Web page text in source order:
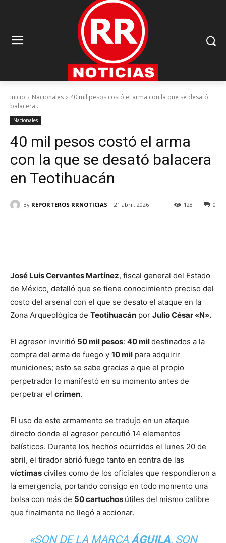
Inicio Nacionales
40 mil pesos costó el arma con la que se desató
balacera...
Nacionales
40 mil pesos costó el arma
con la que se desató balacera
en Teotihuacán
By REPORTEROS RRNOTICIAS 21 abril, 2026 0
128
José Luis Cervantes Martínez, fiscal general del Estado
de México, detalló que se tiene conocimiento preciso del
costo del arsenal con el que se desato el ataque en la
Zona Arqueológica de Teotihuacán por Julio César «N».
El agresor inviritió 50 mil pesos: 40 mildestinados a la
compra del arma de fuego y 10 mil para adquirir
municiones; esto se sabe gracias a que el propio
perpetrador lo manifestó en su momento antes de
perpetrar el crimen.
El uso de este armamento se tradujo en un ataque
directo donde el agresor percutió 14 elementos
balísticos. Durante los hechos ocurridos el lunes 20 de
abril, el tirador abrió fuego tanto en contra de las
víctimas civiles como de los oficiales que respondieron a
la emergencia, portando consigo en todo momento una
bolsa con más de 50 cartuchos útiles del mismo calibre
que finalmente no llegó a accionar.
«SON DE LA MARCA ÁGUILA, SON